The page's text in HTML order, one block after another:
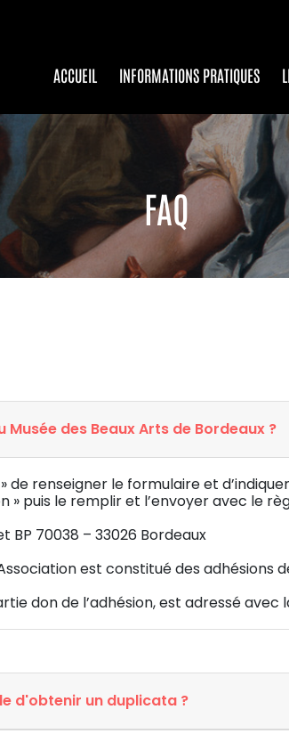
ACCUEIL INFORMATIONS PRATIQUES
FAQ
des Beaux Arts de Bordeaux ?
» de renseigner le formulaire et
puis le remplir et l’envoyer avec le
BP 70038 – 33026 Bordeaux
est constitué des adhésions
don de l’adhésion, est adressé
d'obtenir un duplicata ?